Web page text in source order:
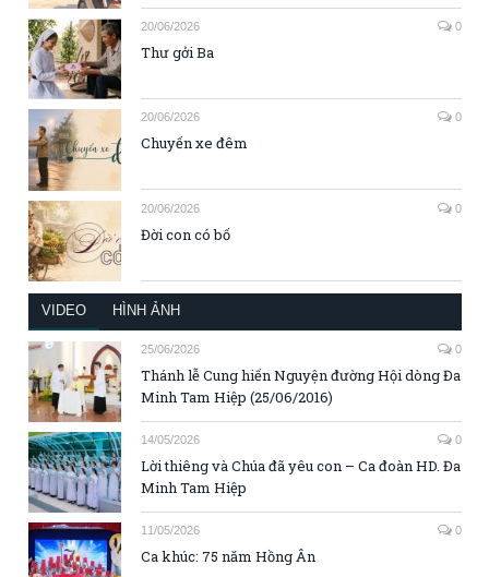
20/06/2026 0
Thư gởi Ba
20/06/2026 0
Chuyến xe đêm
20/06/2026 0
Đời con có bố
VIDEO HÌNH ẢNH
25/06/2026 0
Thánh lễ Cung hiến Nguyện đường Hội dòng Đa
Minh Tam Hiệp (25/06/2016)
14/05/2026 0
Lời thiêng và Chúa đã yêu con – Ca đoàn HD. Đa
Minh Tam Hiệp
11/05/2026 0
Ca khúc: 75 năm Hồng Ân